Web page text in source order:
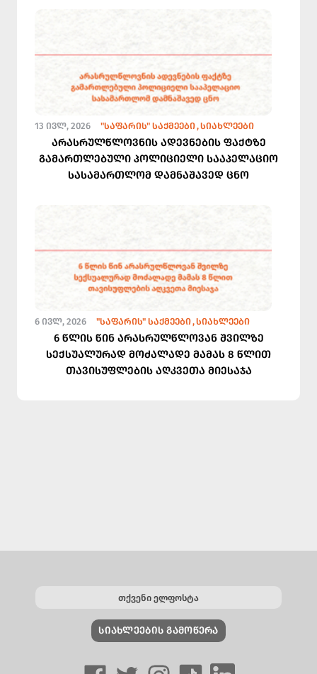
13 ᲘᲕᲚ, 2026 "ᲡᲐᲤᲐᲠᲘᲡ" ᲡᲐᲥᲛᲔᲔᲑᲘ ᲡᲘᲐᲮᲚᲔᲔᲑᲘ
არასრულწლოვნის ადევნების ფაქტზე
გამართლებული პოლიციელი სააპელაციო
სასამართლომ დამნაშავედ ცნო
6 ᲘᲕᲚ, 2026 "ᲡᲐᲤᲐᲠᲘᲡ" ᲡᲐᲥᲛᲔᲔᲑᲘ ᲡᲘᲐᲮᲚᲔᲔᲑᲘ
6 წლის წინ არასრულწლოვან შვილზე
სექსუალურად მოძალადე მამას 8 წლით
თავისუფლების აღკვეთა მიესაჯა
ᲡᲘᲐᲮᲚᲔᲔᲑᲘᲡ ᲒᲐᲛᲝᲬᲔᲠᲐ